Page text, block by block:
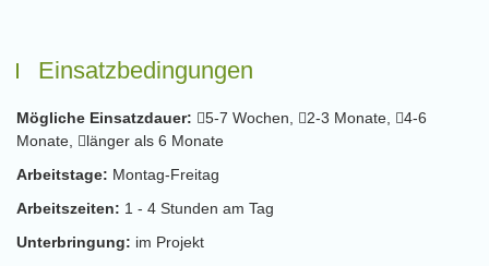
Einsatzbedingungen
Mögliche Einsatzdauer: 5-7 Wochen, 2-3 Monate,
4-6
Monate,
länger als 6 Monate
Arbeitstage: Montag-Freitag
Arbeitszeiten: 1 - 4 Stunden am Tag
Unterbringung: im Projekt